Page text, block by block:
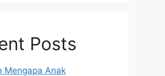
Posts
Mengapa Anak